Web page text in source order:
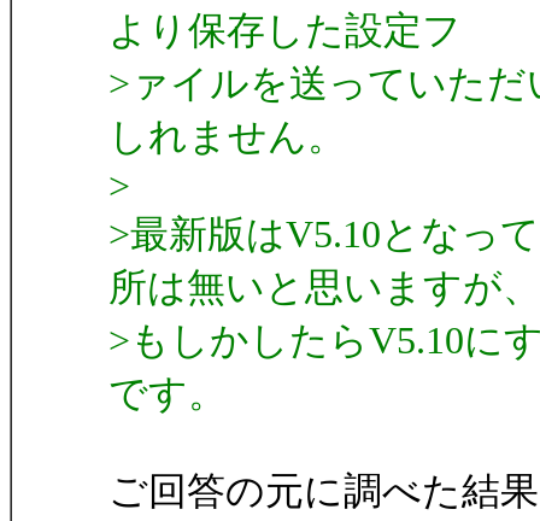
より保存した設定フ
>ァイルを送っていた
しれません。
>
>最新版はV5.10となっ
所は無いと思いますが、
>もしかしたらV5.10に
です。
ご回答の元に調べた結